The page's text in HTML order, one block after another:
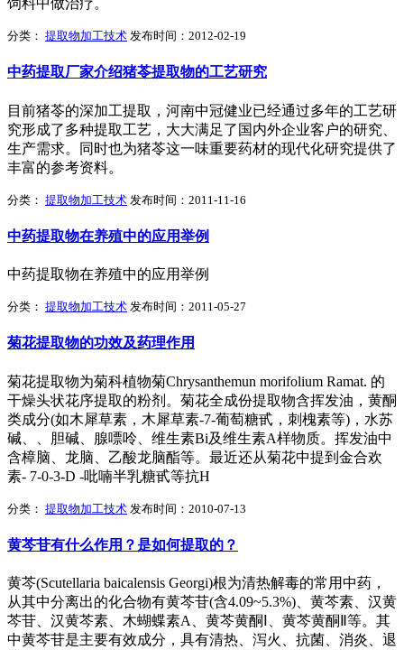
饲料中做治疗。
分类： 提取物加工技术 发布时间：2012-02-19
中药提取厂家介绍猪苓提取物的工艺研究
目前猪苓的深加工提取，河南中冠健业已经通过多年的工艺研
究形成了多种提取工艺，大大满足了国内外企业客户的研究、
生产需求。同时也为猪苓这一味重要药材的现代化研究提供了
丰富的参考资料。
分类： 提取物加工技术 发布时间：2011-11-16
中药提取物在养殖中的应用举例
中药提取物在养殖中的应用举例
分类： 提取物加工技术 发布时间：2011-05-27
菊花提取物的功效及药理作用
菊花提取物为菊科植物菊Chrysanthemun morifolium Ramat. 的
干燥头状花序提取的粉剂。菊花全成份提取物含挥发油，黄酮
类成分(如木犀草素，木犀草素-7-葡萄糖甙，刺槐素等)，水苏
碱、、胆碱、腺嘌呤、维生素Bi及维生素A样物质。挥发油中
含樟脑、龙脑、乙酸龙脑酯等。最近还从菊花中提到金合欢
素- 7-0-3-D -吡喃半乳糖甙等抗H
分类： 提取物加工技术 发布时间：2010-07-13
黄芩苷有什么作用？是如何提取的？
黄芩(Scutellaria baicalensis Georgi)根为清热解毒的常用中药，
从其中分离出的化合物有黄芩苷(含4.09~5.3%)、黄芩素、汉黄
芩苷、汉黄芩素、木蝴蝶素A、黄芩黄酮Ⅰ、黄芩黄酮Ⅱ等。其
中黄芩苷是主要有效成分，具有清热、泻火、抗菌、消炎、退